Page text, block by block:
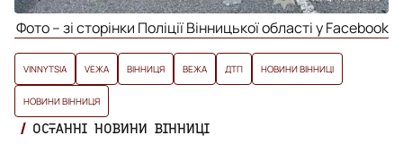
Фото – зі сторінки Поліції Вінницької області у Facebook
VINNYTSIA VЕЖА ВІННИЦЯ ВЕЖА ДТП НОВИНИ ВІННИЦІ
НОВИНИ ВІННИЦЯ
ОСТАННІ НОВИНИ ВІННИЦІ